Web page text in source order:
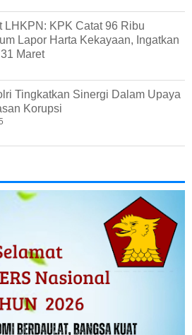
LHKPN: KPK Catat 96 Ribu
Lapor Harta Kekayaan, Ingatkan
Maret
Tingkatkan Sinergi Dalam Upaya
Korupsi